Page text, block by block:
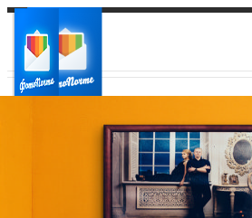
Ваш регион доставки